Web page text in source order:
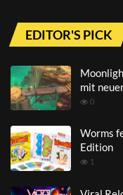
EDITOR'S PICK
mit
0
Worms
Edition
1